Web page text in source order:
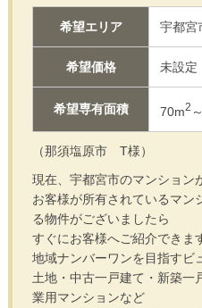
希望エリア 宇都宮
希望価格 未設定
希望専有面積 70m2
（那須塩原市 T様）
現在、宇都宮市のマンション
お客様が所有されているマン
る物件がございましたら
すぐにお客様へご紹介できま
地域ナンバーワンを目指すビ
土地・中古一戸建て・新築一
業用マンションなど